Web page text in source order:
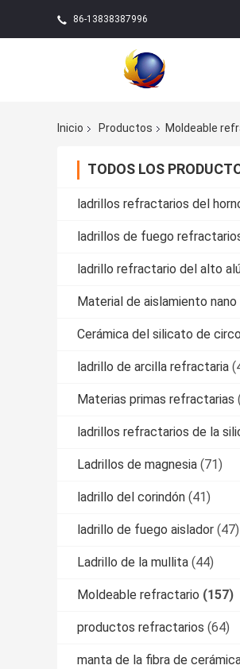
86-13838387996
Inicio
Productos Moldeable
TODOS LOS
ladrillos refractarios del
ladrillos de fuego
ladrillo refractario del alto
Material de aislamiento nano
Cerámica del silicato de
ladrillo de arcilla refractaria
Materias primas refractarias
ladrillos refractarios de la
Ladrillos de magnesia (71)
ladrillo del corindón (41)
ladrillo de fuego aislador (47)
Ladrillo de la mullita (44)
Moldeable refractario (157)
productos refractarios (64)
manta de la fibra de